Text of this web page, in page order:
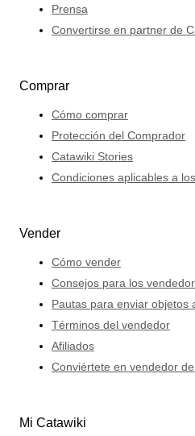
Prensa
Convertirse en partner de
Comprar
Cómo comprar
Protección del Comprador
Catawiki Stories
Condiciones aplicables a
Vender
Cómo vender
Consejos para los
Pautas para enviar objetos
Términos del vendedor
Afiliados
Conviértete en vendedor
Mi Catawiki